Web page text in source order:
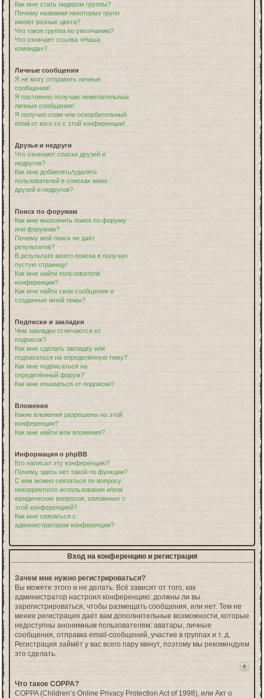
Как мне стать лидером группы?
Почему названия некоторых групп
имеют разные цвета?
Что такое группа по умолчанию?
Что означает ссылка «Наша
команда»?
Личные сообщения
Я не могу отправить личные
сообщения!
Я постоянно получаю нежелательные
личные сообщения!
Я получил спам или оскорбительный
email от кого-то с этой конференции!
Друзья и недруги
Что означают списки друзей и
недругов?
Как мне добавлять/удалять
пользователей в списках моих
друзей и недругов?
Поиск по форумам
Как мне выполнить поиск по форуму
или форумам?
Почему мой поиск не даёт
результатов?
В результате моего поиска я получил
пустую страницу!
Как мне найти пользователя
конференции?
Как мне найти свои сообщения и
созданные мной темы?
Подписки и закладки
Чем закладки отличаются от
подписок?
Как мне сделать закладку или
подписаться на определённую тему?
Как мне подписаться на
определённый форум?
Как мне отказаться от подписки?
Вложения
Какие вложения разрешены на этой
конференции?
Как мне найти мои вложения?
Информация о phpBB
Кто написал эту конференцию?
Почему здесь нет такой-то функции?
С кем можно связаться по вопросу
некорректного использования и/или
юридических вопросов, связанных с
этой конференцией?
Как мне связаться с
администратором конференции?
Вход на конференцию и регистрация
Зачем мне нужно регистрироваться?
Вы можете этого и не делать. Всё зависит от того, как
администратор настроил конференцию: должны ли вы
зарегистрироваться, чтобы размещать сообщения, или нет. Тем не
менее регистрация даёт вам дополнительные возможности, которые
недоступны анонимным пользователям: аватары, личные
сообщения, отправка email-сообщений, участие в группах и т. д.
Регистрация займёт у вас всего пару минут, поэтому мы рекомендуем
это сделать.
Что такое COPPA?
COPPA (Children’s Online Privacy Protection Act of 1998), или Акт о